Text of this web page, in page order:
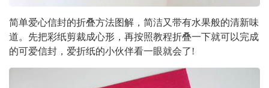
简单爱心信封的折叠方法图解，简洁又带有水果般的清新味
道。先把彩纸剪裁成心形，再按照教程折叠一下就可以完成
的可爱信封，爱折纸的小伙伴看一眼就会了!